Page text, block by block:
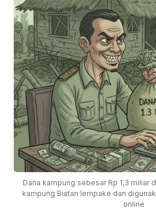
Dana kampung sebesar Rp 1,3 miliar
kampung Biatan lempake dan
online